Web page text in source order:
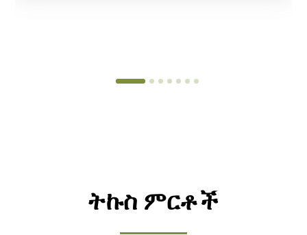
ትኩስ ምርቶች